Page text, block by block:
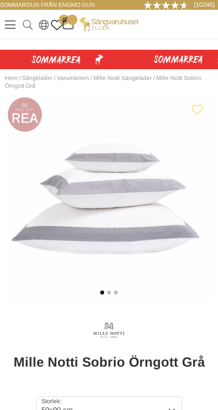
SOMMARDUN FRÅN ENGMO DUN (10246)
.
0
. ..
LOGGA IN
Hem / Sängkläder / Varumärken / Mille Notti Sängkläder / Mille Notti Sobrio
Örngott Grå
Mille Notti Sobrio Örngott Grå
Storlek: